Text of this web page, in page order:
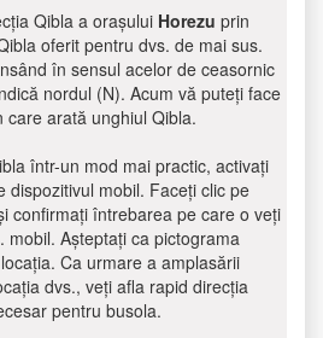
Qibla a orașului Horezu prin
oferit pentru dvs. de mai sus.
în sensul acelor de ceasornic
nordul (N). Acum vă puteți face
arată unghiul Qibla.
într-un mod mai practic, activați
dispozitivul mobil. Faceți clic pe
confirmați întrebarea pe care o veți
mobil. Așteptați ca pictograma
Ca urmare a amplasării
dvs., veți afla rapid direcția
pentru busola.